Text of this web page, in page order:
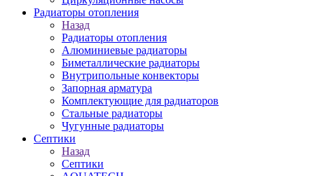
Радиаторы отопления
Назад
Радиаторы отопления
Алюминиевые радиаторы
Биметаллические радиаторы
Внутрипольные конвекторы
Запорная арматура
Комплектующие для радиаторов
Стальные радиаторы
Чугунные радиаторы
Септики
Назад
Септики